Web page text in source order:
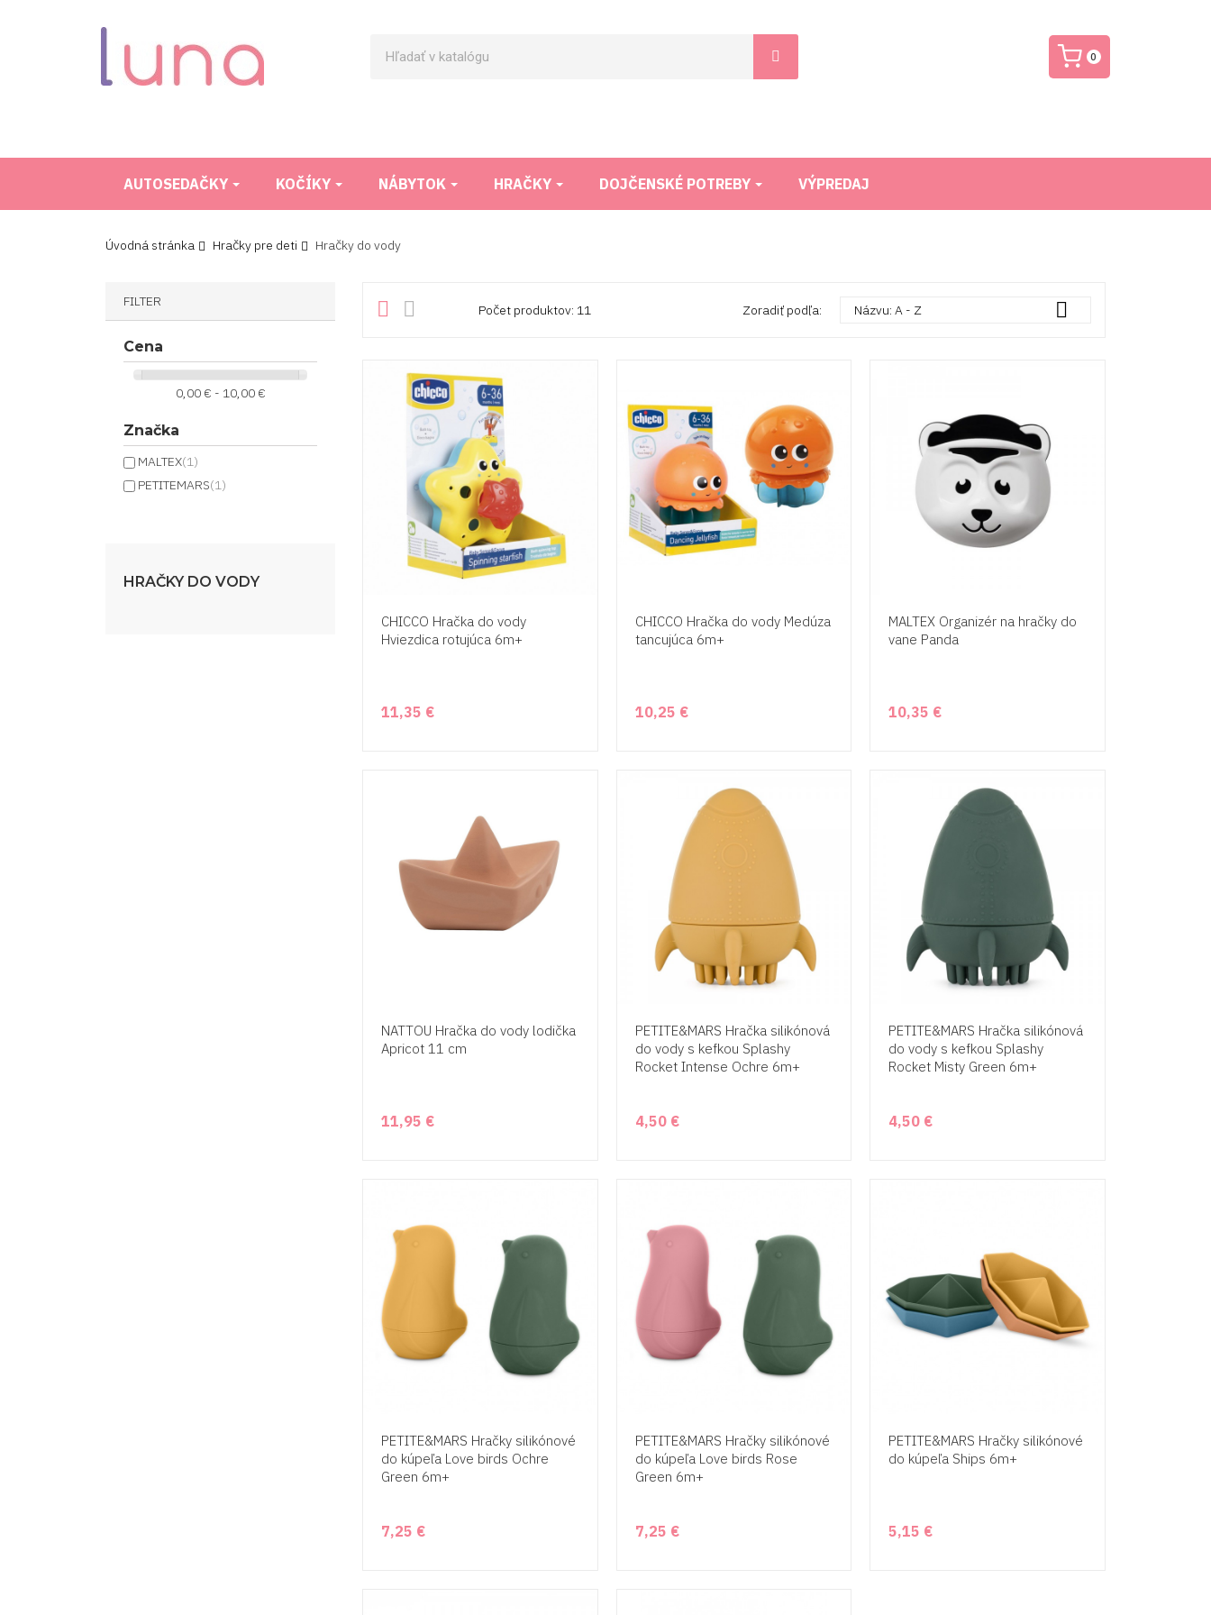
0
AUTOSEDAČKY KOČÍKY NÁBYTOK HRAČKY DOJČENSKÉ POTREBY VÝPREDAJ
Úvodná stránka Hračky pre deti Hračky do vody
FILTER
Cena
0,00 € - 10,00 €
Značka
MALTEX(1)
PETITEMARS(1)
HRAČKY DO VODY
  Počet produktov: 11 Zoradiť podľa: Názvu: A - Z 
CHICCO Hračka do vody
Hviezdica rotujúca 6m+
11,35 €
CHICCO Hračka do vody Medúza
tancujúca 6m+
10,25 €
MALTEX Organizér na hračky do
vane Panda
10,35 €
NATTOU Hračka do vody lodička
Apricot 11 cm
11,95 €
PETITE&MARS Hračka silikónová
do vody s kefkou Splashy
Rocket Intense Ochre 6m+
4,50 €
PETITE&MARS Hračka silikónová
do vody s kefkou Splashy
Rocket Misty Green 6m+
4,50 €
PETITE&MARS Hračky silikónové
do kúpeľa Love birds Ochre
Green 6m+
7,25 €
PETITE&MARS Hračky silikónové
do kúpeľa Love birds Rose
Green 6m+
7,25 €
PETITE&MARS Hračky silikónové
do kúpeľa Ships 6m+
5,15 €